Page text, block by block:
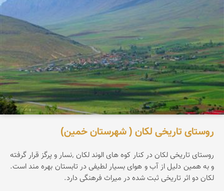
روستای تاریخی لکان ( شهرستان خمین)
روستای تاریخی لکان در کنار کوه های الوند لکان ٬نسار و پرگز قرار گرفته
و به همین دلیل از آب و هوای بسیار لطیفی در تابستان بهره مند است.
لکان دو اثر تاریخی ثبت شده در میراث فرهنگی دارد.